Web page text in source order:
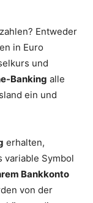
Entweder
in Euro
und
Banking alle
ein und
erhalten,
variable Symbol
Bankkonto
von der